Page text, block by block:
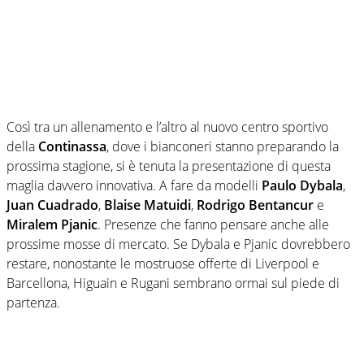
Così tra un allenamento e l’altro al nuovo centro sportivo
della Continassa, dove i bianconeri stanno preparando la
prossima stagione, si è tenuta la presentazione di questa
maglia davvero innovativa. A fare da modelli Paulo Dybala,
Juan Cuadrado, Blaise Matuidi, Rodrigo Bentancur e
Miralem Pjanic. Presenze che fanno pensare anche alle
prossime mosse di mercato. Se Dybala e Pjanic dovrebbero
restare, nonostante le mostruose offerte di Liverpool e
Barcellona, Higuain e Rugani sembrano ormai sul piede di
partenza.